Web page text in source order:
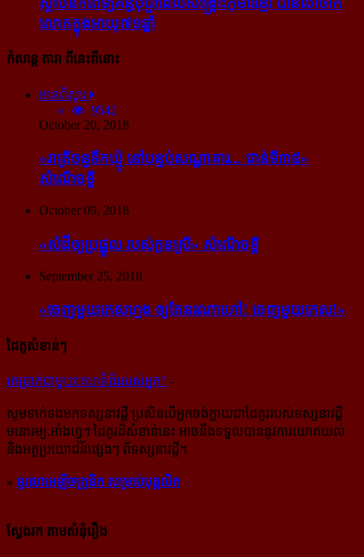
លោក​ក្នុង​អាយុ​៧១ឆ្នាំ
កំសាន្ដ តារា ពីនេះពីនោះ
អានពិស្ដារ
9542
October 20, 2018
«រាត្រីចន្ទទឹកឃ្មុំ នៅបន្ទប់សណ្ឋាគារ... ជាន់ទី៣៥»
សំណើចខ្លី
October 09, 2018
«សំដី​ឲ្យ​ប្រផ្នូល របស់​កូនស្រី» សំណើចខ្លី
September 25, 2018
«ចេញ​មួយ​កេស​ហ្មង ឲ្យ​តែ​នរណា​ហៅ! ចេញ​មួយ​កេស!»
ដៃគូសំខាន់ៗ
រក​​ប្រាក់​​ជា​​មួយ​​គេហទំព័រ​​របស់​​អ្នក? -
សូម​ទាក់ទង​មក​ទស្សនាវដ្ដី ប្រសិន​បើ​អ្នក​ចង់​ក្លាយ​ជា​ដៃគូរ​របស់​ទស្សនាវដ្ដី​
មនោរម្យ.អាំងហ្វូ។ ដៃ​គូរ​ដ៏​សំខាន់​នេះ អាច​នឹង​ទទួល​បាន​នូវ​ការ​យោគយល់
និង​អត្ថ​ប្រយោជន៍​ផ្សេងៗ ពីទស្សនាវដ្ដី។
» ទូរសាអេឡិចត្រូនិក សម្រាប់បុគ្គលិក
ស្វែងរក តាមសំនុំរឿង